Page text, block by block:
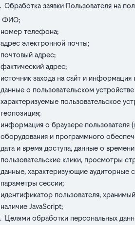
Обработка заявки Пользователя на
ФИО;
номер телефона;
адрес электронной почты;
почтовый адрес;
фактический адрес;
источник захода на сайт и
данные о пользовательском
характеризуемые пользовательское
геопозиция;
информация о браузере пользователя
оборудования и программного
дата и время доступа, данные о
пользовательские клики, просмотры
данные, характеризующие аудиторные
параметры сессии;
идентификатор пользователя,
наличие JavaScript;
Целями обработки персональных